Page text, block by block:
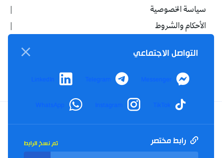
سياسة الخصوصية
الأحكام والشروط
اتصل بنا
من نحن
Facebook
YouTube
TikTok
Twitter
التواصل الاجتماعي
Messenger
Telegram
LinkedIn
TikTok
Instagram
WhatsApp
رابط مختصر تم نسخ الرابط